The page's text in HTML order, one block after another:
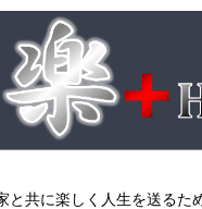
と共に楽しく人生を送るた